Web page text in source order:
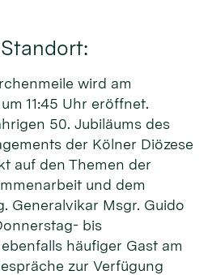
wird am
11:45 Uhr eröffnet.
50. Jubiläums des
der Kölner Diözese
auf den Themen der
und dem
Generalvikar Msgr. Guido
bis
häufiger Gast am
zur Verfügung